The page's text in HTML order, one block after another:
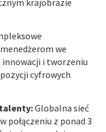
we
i tworzeniu
cyfrowych
Globalna sieć
połączeniu z ponad 3